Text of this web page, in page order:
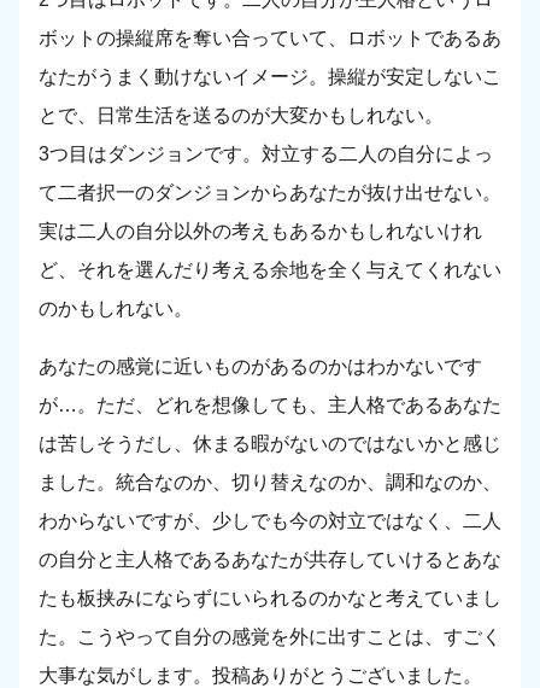
ボットの操縦席を奪い合っていて、ロボットであるあ
なたがうまく動けないイメージ。操縦が安定しないこ
とで、日常生活を送るのが大変かもしれない。
3つ目はダンジョンです。対立する二人の自分によっ
て二者択一のダンジョンからあなたが抜け出せない。
実は二人の自分以外の考えもあるかもしれないけれ
ど、それを選んだり考える余地を全く与えてくれない
のかもしれない。
あなたの感覚に近いものがあるのかはわかないです
が…。ただ、どれを想像しても、主人格であるあなた
は苦しそうだし、休まる暇がないのではないかと感じ
ました。統合なのか、切り替えなのか、調和なのか、
わからないですが、少しでも今の対立ではなく、二人
の自分と主人格であるあなたが共存していけるとあな
たも板挟みにならずにいられるのかなと考えていまし
た。こうやって自分の感覚を外に出すことは、すごく
大事な気がします。投稿ありがとうございました。